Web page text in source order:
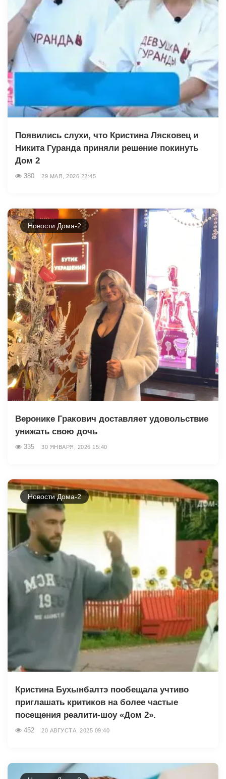
Появились слухи, что Кристина Лясковец и
Никита Гуранда приняли решение покинуть
Дом 2
380 29 МАЯ, 2026 22:45
Новости Дома-2
Веронике Гракович доставляет удовольствие
унижать свою дочь
335 30 ЯНВАРЯ, 2026 15:40
Новости Дома-2
Кристина Бухынбалтэ пообещала учтиво
приглашать критиков на более частые
посещения реалити-шоу «Дом 2».
452 20 АВГУСТА, 2025 09:40